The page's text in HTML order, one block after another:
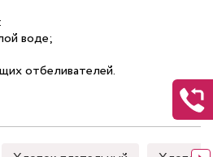
воде;
отбеливателей.